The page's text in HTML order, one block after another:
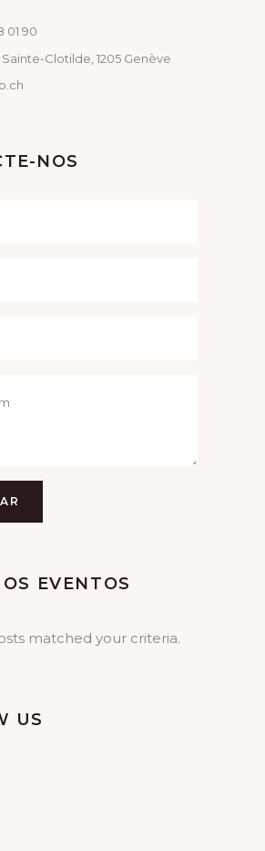
01 90
Sainte-Clotilde, 1205 Genève
NOS
EVENTOS
matched your criteria.
US